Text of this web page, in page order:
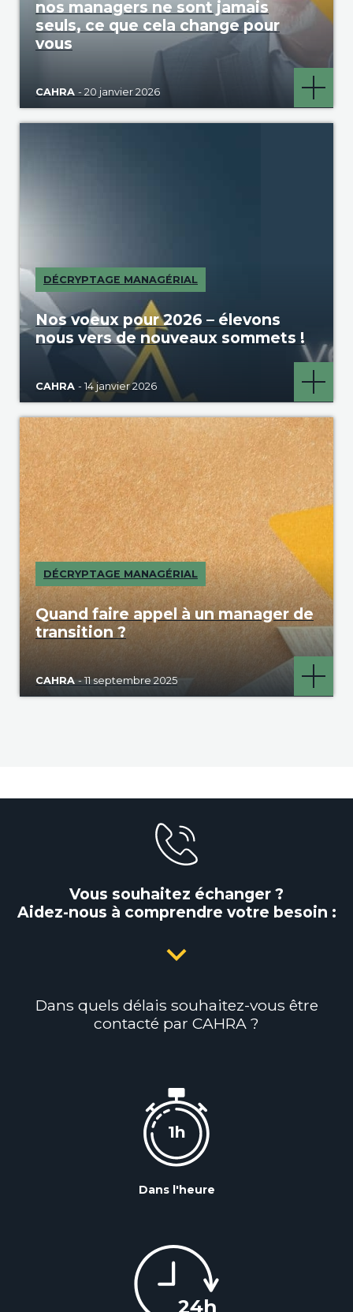
nos managers ne sont jamais
seuls, ce que cela change pour
vous
CAHRA - 20 janvier 2026
DÉCRYPTAGE MANAGÉRIAL
Nos voeux pour 2026 – élevons
nous vers de nouveaux sommets !
CAHRA - 14 janvier 2026
DÉCRYPTAGE MANAGÉRIAL
Quand faire appel à un manager de
transition ?
CAHRA - 11 septembre 2025
Vous souhaitez échanger ?
Aidez-nous à comprendre votre besoin :
Dans quels délais souhaitez-vous être
contacté par CAHRA ?
Dans l'heure